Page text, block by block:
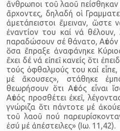
ἄνθρωποι τοῦ λαοῦ πείσθηκαν
ἄρχοντες, δηλαδή οἱ
ἀμετάπειστοι ἔμειναν, ὥστε
ἐναντίον του καί νά
παραδώσουν σέ θάνατο, Αὐτόν
ὅσα ἔπραξε ἀναφάνηκε
ἔχει δέ νά εἰπεῖ κανείς ὅτι
τούς ὀφθαλμούς του καί εἶπε,
μέ ἄκουσες», στάθηκε
θεωρήσουν ὅτι Αὐτός εἶναι
Αὐτός προσθέτει ἐκεῖ,
γνώριζα ὅτι πάντοτε μέ
τοῦ λαοῦ πού
ἐσύ μέ ἀπέστειλες» (Ιω. 11,42).